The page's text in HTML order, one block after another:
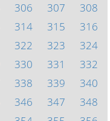
306 307
308
314 315
316
322 323
324
330 331
332
338 339
340
346 347
348